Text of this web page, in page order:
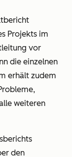
Projekts im
vor
die einzelnen
erhält zudem
weiteren
den